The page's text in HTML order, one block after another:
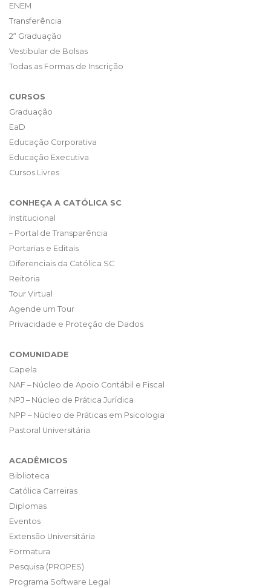
ENEM
Transferência
2ª Graduação
Vestibular de Bolsas
Todas as Formas de Inscrição
CURSOS
Graduação
EaD
Educação Corporativa
Educação Executiva
Cursos Livres
CONHEÇA A CATÓLICA SC
Institucional
– Portal de Transparência
Portarias e Editais
Diferenciais da Católica SC
Reitoria
Tour Virtual
Agende um Tour
Privacidade e Proteção de Dados
COMUNIDADE
Capela
NAF – Núcleo de Apoio Contábil e Fiscal
NPJ – Núcleo de Prática Jurídica
NPP – Núcleo de Práticas em Psicologia
Pastoral Universitária
ACADÊMICOS
Biblioteca
Católica Carreiras
Diplomas
Eventos
Extensão Universitária
Formatura
Pesquisa (PROPES)
Programa Software Legal